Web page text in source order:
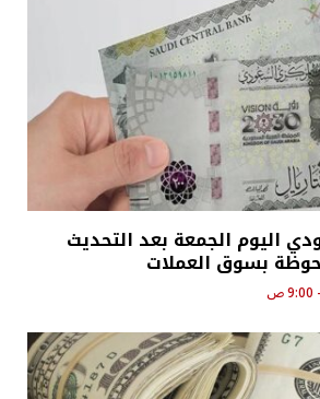
اليوم الجمعة بعد التحديث
بسوق العملات